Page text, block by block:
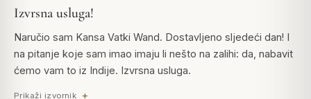
Izvrsna usluga!
Naručio sam Kansa Vatki Wand. Dostavljeno sljedeći dan! I
na pitanje koje sam imao imaju li nešto na zalihi: da, nabavit
ćemo vam to iz Indije. Izvrsna usluga.
Prikaži izvornik